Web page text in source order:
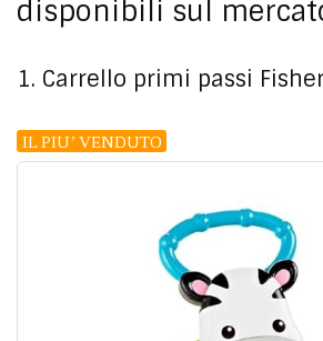
disponibili sul
1. Carrello primi passi
IL PIU’ VENDUTO